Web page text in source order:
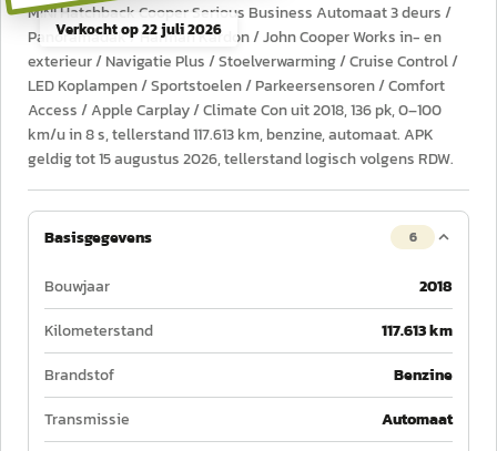
Verkocht op22 juli 2026
MINI Hatchback Cooper Serious Business Automaat 3 deurs /
Panoramadak / Harman Kardon / John Cooper Works in- en
exterieur / Navigatie Plus / Stoelverwarming / Cruise Control /
LED Koplampen / Sportstoelen / Parkeersensoren / Comfort
Access / Apple Carplay / Climate Con uit 2018, 136 pk, 0–100
km/u in 8 s, tellerstand 117.613 km, benzine, automaat. APK
geldig tot 15 augustus 2026, tellerstand logisch volgens RDW.
Basisgegevens 6
Bouwjaar
2018
Kilometerstand
117.613 km
Brandstof
Benzine
Transmissie
Automaat